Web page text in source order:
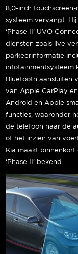
8,0-inch
systeem vervangt.
‘Phase II’ UVO
diensten zoals live
parkeerinformatie
infotainmentsysteem
Bluetooth aansluiten
van Apple CarPlay
Android en Apple
functies, waaronder
de telefoon naar de
of het inzien van
Kia maakt
‘Phase II’ bekend.